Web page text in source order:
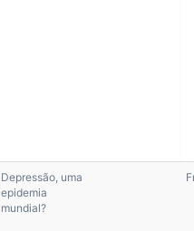
Depressão, uma
epidemia
mundial?